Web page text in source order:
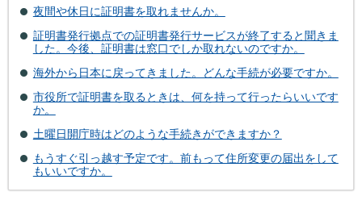
夜間や休日に証明書を取れませんか。
証明書発行拠点での証明書発行サービスが終了すると聞きま
した。今後、証明書は窓口でしか取れないのですか。
海外から日本に戻ってきました。どんな手続が必要ですか。
市役所で証明書を取るときは、何を持って行ったらいいです
か。
土曜日開庁時はどのような手続きができますか？
もうすぐ引っ越す予定です。前もって住所変更の届出をして
もいいですか。